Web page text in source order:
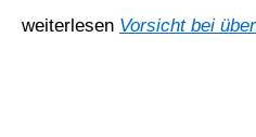
weiterlesen Vorsicht bei